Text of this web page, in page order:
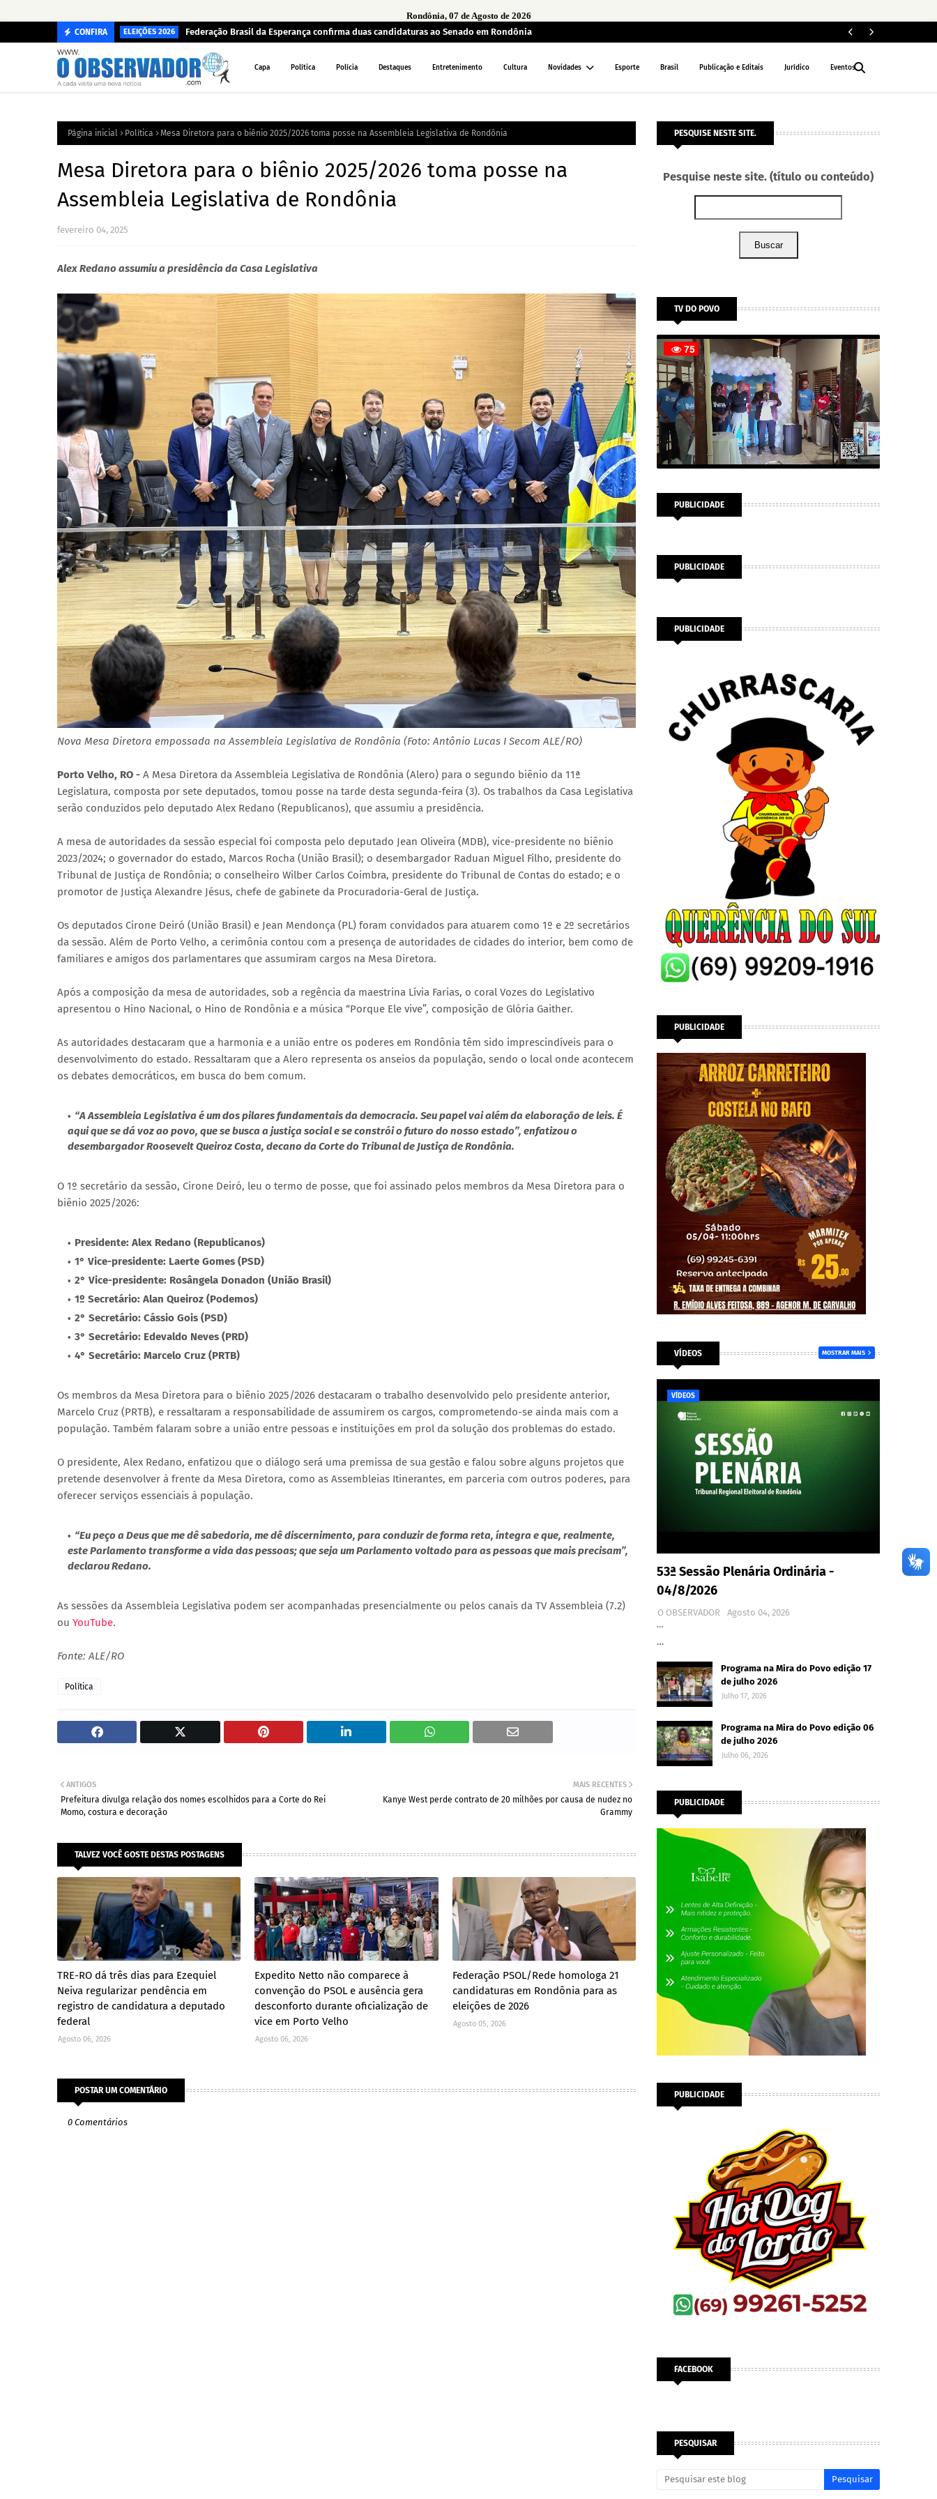
Rondônia, 07 de Agosto de 2026
CONFIRA ELEIÇÕES 2026 Federação Brasil da Esperança confirma duas candidaturas ao Senado em Rondônia
Capa Política Polícia Destaques Entretenimento Cultura Novidades Esporte Brasil Publicação e Editais Jurídico Eventos
Página inicial Política Mesa Diretora para o biênio 2025/2026 toma posse na Assembleia Legislativa de Rondônia
Mesa Diretora para o biênio 2025/2026 toma posse na
Assembleia Legislativa de Rondônia
fevereiro 04, 2025
Alex Redano assumiu a presidência da Casa Legislativa
Nova Mesa Diretora empossada na Assembleia Legislativa de Rondônia (Foto: Antônio Lucas I Secom ALE/RO)
Porto Velho, RO - A Mesa Diretora da Assembleia Legislativa de Rondônia (Alero) para o segundo biênio da 11ª
Legislatura, composta por sete deputados, tomou posse na tarde desta segunda-feira (3). Os trabalhos da Casa Legislativa
serão conduzidos pelo deputado Alex Redano (Republicanos), que assumiu a presidência.
A mesa de autoridades da sessão especial foi composta pelo deputado Jean Oliveira (MDB), vice-presidente no biênio
2023/2024; o governador do estado, Marcos Rocha (União Brasil); o desembargador Raduan Miguel Filho, presidente do
Tribunal de Justiça de Rondônia; o conselheiro Wilber Carlos Coimbra, presidente do Tribunal de Contas do estado; e o
promotor de Justiça Alexandre Jésus, chefe de gabinete da Procuradoria-Geral de Justiça.
Os deputados Cirone Deiró (União Brasil) e Jean Mendonça (PL) foram convidados para atuarem como 1º e 2º secretários
da sessão. Além de Porto Velho, a cerimônia contou com a presença de autoridades de cidades do interior, bem como de
familiares e amigos dos parlamentares que assumiram cargos na Mesa Diretora.
Após a composição da mesa de autoridades, sob a regência da maestrina Lívia Farias, o coral Vozes do Legislativo
apresentou o Hino Nacional, o Hino de Rondônia e a música “Porque Ele vive”, composição de Glória Gaither.
As autoridades destacaram que a harmonia e a união entre os poderes em Rondônia têm sido imprescindíveis para o
desenvolvimento do estado. Ressaltaram que a Alero representa os anseios da população, sendo o local onde acontecem
os debates democráticos, em busca do bem comum.
“A Assembleia Legislativa é um dos pilares fundamentais da democracia. Seu papel vai além da elaboração de leis. É
aqui que se dá voz ao povo, que se busca a justiça social e se constrói o futuro do nosso estado”, enfatizou o
desembargador Roosevelt Queiroz Costa, decano da Corte do Tribunal de Justiça de Rondônia.
O 1º secretário da sessão, Cirone Deiró, leu o termo de posse, que foi assinado pelos membros da Mesa Diretora para o
biênio 2025/2026:
Presidente: Alex Redano (Republicanos)
1° Vice-presidente: Laerte Gomes (PSD)
2° Vice-presidente: Rosângela Donadon (União Brasil)
1º Secretário: Alan Queiroz (Podemos)
2° Secretário: Cássio Gois (PSD)
3° Secretário: Edevaldo Neves (PRD)
4° Secretário: Marcelo Cruz (PRTB)
Os membros da Mesa Diretora para o biênio 2025/2026 destacaram o trabalho desenvolvido pelo presidente anterior,
Marcelo Cruz (PRTB), e ressaltaram a responsabilidade de assumirem os cargos, comprometendo-se ainda mais com a
população. Também falaram sobre a união entre pessoas e instituições em prol da solução dos problemas do estado.
O presidente, Alex Redano, enfatizou que o diálogo será uma premissa de sua gestão e falou sobre alguns projetos que
pretende desenvolver à frente da Mesa Diretora, como as Assembleias Itinerantes, em parceria com outros poderes, para
oferecer serviços essenciais à população.
“Eu peço a Deus que me dê sabedoria, me dê discernimento, para conduzir de forma reta, íntegra e que, realmente,
este Parlamento transforme a vida das pessoas; que seja um Parlamento voltado para as pessoas que mais precisam”,
declarou Redano.
As sessões da Assembleia Legislativa podem ser acompanhadas presencialmente ou pelos canais da TV Assembleia (7.2)
ou YouTube.
Fonte: ALE/RO
Política
MAIS RECENTES
Kanye West perde contrato de 20 milhões por causa de nudez no
Grammy
ANTIGOS
Prefeitura divulga relação dos nomes escolhidos para a Corte do Rei
Momo, costura e decoração
TALVEZ VOCÊ GOSTE DESTAS POSTAGENS
TRE-RO dá três dias para Ezequiel
Neiva regularizar pendência em
registro de candidatura a deputado
federal
Agosto 06, 2026
Expedito Netto não comparece à
convenção do PSOL e ausência gera
desconforto durante oficialização de
vice em Porto Velho
Agosto 06, 2026
Federação PSOL/Rede homologa 21
candidaturas em Rondônia para as
eleições de 2026
Agosto 05, 2026
POSTAR UM COMENTÁRIO
0 Comentários
PESQUISE NESTE SITE.
Pesquise neste site. (título ou conteúdo)
Buscar
TV DO POVO
PUBLICIDADE
PUBLICIDADE
PUBLICIDADE
PUBLICIDADE
VÍDEOS MOSTRAR MAIS
VÍDEOS
53ª Sessão Plenária Ordinária -
04/8/2026
O OBSERVADOR
Agosto 04, 2026
…
…
Programa na Mira do Povo edição 17
de julho 2026
Julho 17, 2026
Programa na Mira do Povo edição 06
de julho 2026
Julho 06, 2026
PUBLICIDADE
PUBLICIDADE
FACEBOOK
PESQUISAR